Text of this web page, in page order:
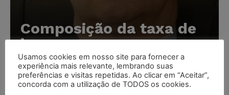
Composição da taxa de
juros
Carlos Henrique Abrão - 07/08/2026
Usamos cookies em nosso site para fornecer a
experiência mais relevante, lembrando suas
preferências e visitas repetidas. Ao clicar em “Aceitar”,
concorda com a utilização de TODOS os cookies.